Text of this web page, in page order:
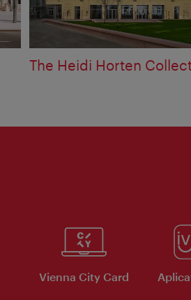
The Heidi Horten
Vienna City Card